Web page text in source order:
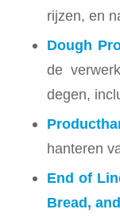
rijzen, en
Dough
de
degen,
hanteren
End of
Bread,